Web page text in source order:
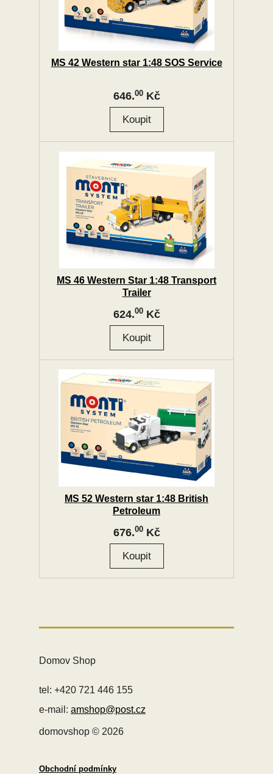
MS 42 Western star 1:48 SOS Service
646.00Kč
MS 46 Western Star 1:48 Transport
Trailer
624.00Kč
MS 52 Western star 1:48 British
Petroleum
676.00Kč
Domov Shop
tel: +420 721 446 155
e-mail: amshop@post.cz
domovshop © 2026
Obchodní podmínky